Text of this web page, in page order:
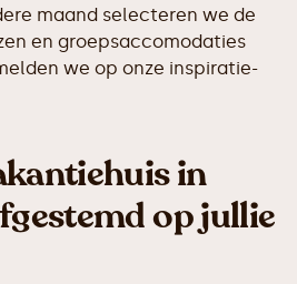
maand selecteren we de
en groepsaccomodaties
we op onze inspiratie-
in
op jullie